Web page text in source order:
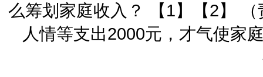
么筹划家庭收入？ 【1】【2】
人情等支出2000元，才气使家